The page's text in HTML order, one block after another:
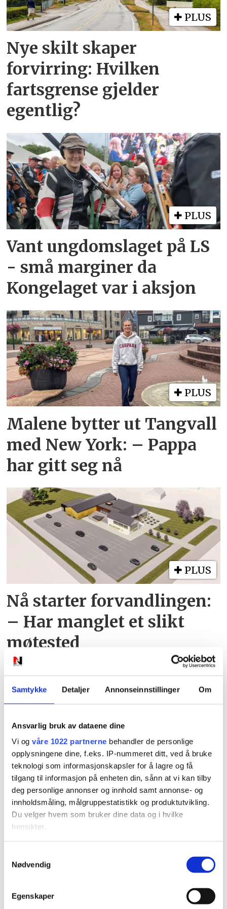
Samtykke Detaljer Annonseinnstillinger Om
Ansvarlig bruk av dataene dine
Vi og våre 1022 partnerne behandler de personlige
opplysningene dine, f.eks. IP-nummeret ditt, ved å bruke
teknologi som informasjonskapsler for å lagre og få
tilgang til informasjon på enheten din, sånn at vi kan tilby
deg personlige annonser og innhold samt annonse- og
innholdsmåling, målgruppestatistikk og produktutvikling.
Du velger hvem som bruker dine data og i hvilke
hensikter.
Innhente informasjon om den geografiske
Identifisere enheten din ved å aktivt skanne den for
Nødvendig
Egenskaper
PLUS
Nye skilt skaper
forvirring: Hvilken
fartsgrense gjelder
egentlig?
PLUS
Vant ungdomslaget på LS
- små marginer da
Kongelaget var i aksjon
PLUS
Malene bytter ut Tangvall
med New York: – Pappa
har gitt seg nå
PLUS
Nå starter forvandlingen:
– Har manglet et slikt
møtested
PLUS
Ny Norgesmester fra
Søgne
PLUS